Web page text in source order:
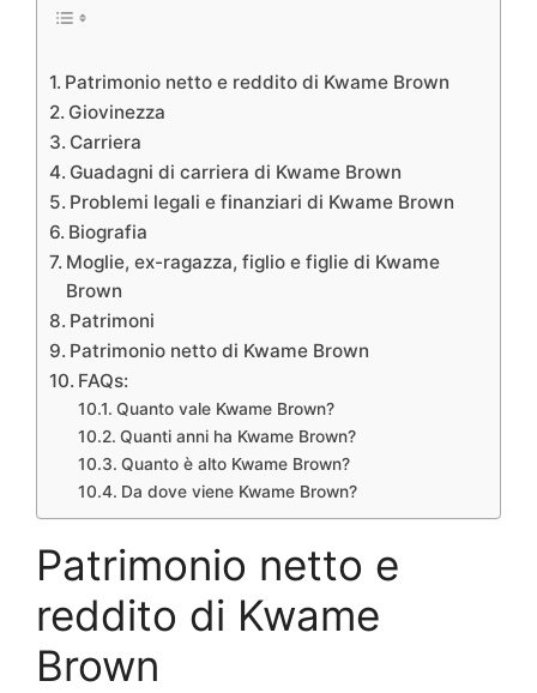
Patrimonio netto e reddito di Kwame Brown
Giovinezza
Carriera
Guadagni di carriera di Kwame Brown
Problemi legali e finanziari di Kwame Brown
Biografia
Moglie, ex-ragazza, figlio e figlie di Kwame
Brown
Patrimoni
Patrimonio netto di Kwame Brown
FAQs:
Quanto vale Kwame Brown?
Quanti anni ha Kwame Brown?
Quanto è alto Kwame Brown?
Da dove viene Kwame Brown?
Patrimonio netto e
reddito di Kwame
Brown